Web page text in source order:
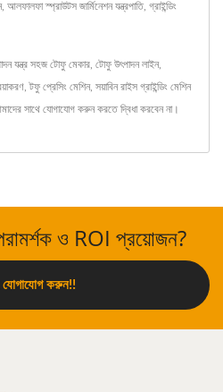
স্প্রাউটস জার্মিনেশন যন্ত্রপাতি, গ্রাইন্ডিং
যন্ত্র সহজ টোফু মেকার টোফু উৎপাদন লাইন,
,টফু প্রেসিং মেশিন, সয়াবিন রাইস গ্রাইন্ডিং মেশিন
সাথে যোগাযোগ করুনকরতে দ্বিধা করবেন না।
ও ROI প্রয়োজন?
করুন!!